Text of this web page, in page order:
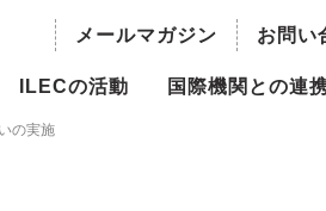
メールマガジン お問い
ILECの活動
水資源利用のための湖
国際機関との連
の実施